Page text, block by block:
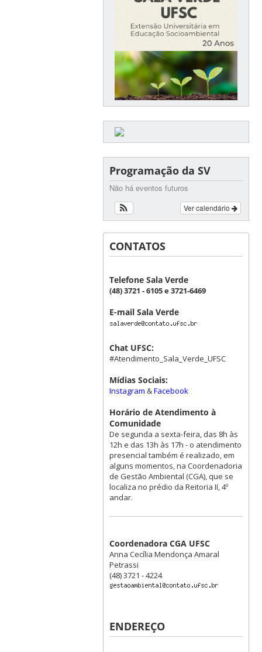
Programação da SV
Não há eventos futuros
Ver calendário
CONTATOS
Telefone Sala Verde
(48) 3721 - 6105 e 3721-6469
E-mail Sala Verde
Chat UFSC:
#Atendimento_Sala_Verde_UFSC
Mídias Sociais:
Instagram &Facebook
Horário de Atendimento à
Comunidade
De segunda a sexta-feira, das 8h às
12h e das 13h às 17h - o atendimento
presencial também é realizado, em
alguns momentos, na Coordenadoria
de Gestão Ambiental (CGA), que se
localiza no prédio da Reitoria II, 4º
andar.
Coordenadora CGA UFSC
Anna Cecília Mendonça Amaral
Petrassi
(48) 3721 - 4224
ENDEREÇO